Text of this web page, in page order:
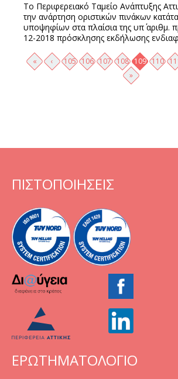
Το Περιφερειακό Ταμείο Ανάπτυξης
την ανάρτηση οριστικών πινάκων
υποψηφίων στα πλαίσια της υπ΄ αριθμ.
12-2018 πρόσκλησης εκδήλωσης
Σελίδες
« ‹ 105 106 107 108 109 110
»
ΠΙΣΤΟΠΟΙΗΣΕΙΣ
ΕΡΩΤΗΜΑΤΟΛΟΓΙΟ